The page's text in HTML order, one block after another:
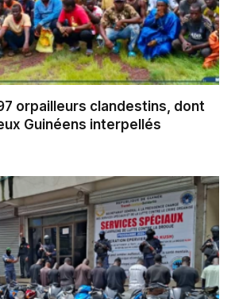
orpailleurs clandestins, dont
Guinéens interpellés